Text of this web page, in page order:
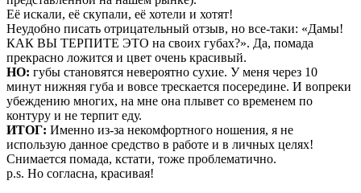
Её искали, её скупали, её хотели и хотят!
Неудобно писать отрицательный отзыв, но все-таки: «Дамы!
КАК ВЫ ТЕРПИТЕ ЭТО на своих губах?». Да, помада
прекрасно ложится и цвет очень красивый.
НО: губы становятся невероятно сухие. У меня через 10
минут нижняя губа и вовсе трескается посередине. И вопреки
убеждению многих, на мне она плывет со временем по
контуру и не терпит еду.
ИТОГ: Именно из-за некомфортного ношения, я не
использую данное средство в работе и в личных целях!
Снимается помада, кстати, тоже проблематично.
p.s. Но согласна, красивая!